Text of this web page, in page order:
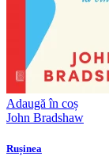
Adaugă în coș
John Bradshaw
Rușinea